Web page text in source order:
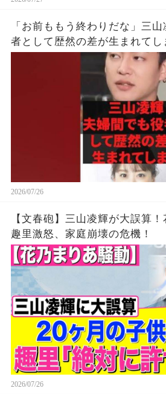
「お前ももう終わりだな」三
者として歴然の差が生まれてし
2026/07/26
【文春砲】三山凌輝が大誤算
趣里激怒、家庭崩壊の危機！
2026/07/26